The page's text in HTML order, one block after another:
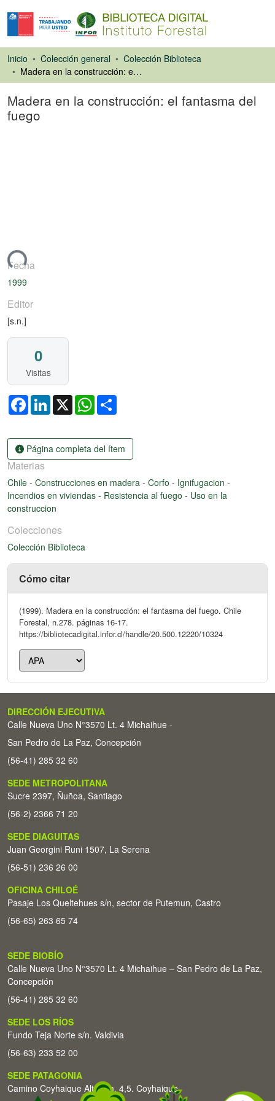
Inicio Colección general
Colección Biblioteca
Madera en la construcción: el fantasma del fuego
Madera en la construcción: el fantasma del
fuego
Fecha
1999
Editor
[s.n.]
0
Visitas
FacebookLinkedIn
X WhatsApp
Página completa del ítem
Materias
Chile - Construcciones en madera - Corfo - Ignifugacion -
Incendios en viviendas - Resistencia al fuego - Uso en la
construccion
Colecciones
Colección Biblioteca
Cómo citar
(1999). Madera en la construcción: el fantasma del fuego. Chile
Forestal, n.278. páginas 16-17.
https://bibliotecadigital.infor.cl/handle/20.500.12220/10324
DIRECCIÓN EJECUTIVA
Calle Nueva Uno N°3570 Lt. 4 Michaihue -
San Pedro de La Paz, Concepción
(56-41) 285 32 60
SEDE METROPOLITANA
Sucre 2397, Ñuñoa, Santiago
(56-2) 2366 71 20
SEDE DIAGUITAS
Juan Georgini Runi 1507, La Serena
(56-51) 236 26 00
OFICINA CHILOÉ
Pasaje Los Queltehues s/n, sector de Putemun, Castro
(56-65) 263 65 74
SEDE BIOBÍO
Calle Nueva Uno N°3570 Lt. 4 Michaihue – San Pedro de La Paz,
Concepción
(56-41) 285 32 60
SEDE LOS RÍOS
Fundo Teja Norte s/n. Valdivia
(56-63) 233 52 00
SEDE PATAGONIA
Camino Coyhaique Alto Km. 4,5. Coyhaique